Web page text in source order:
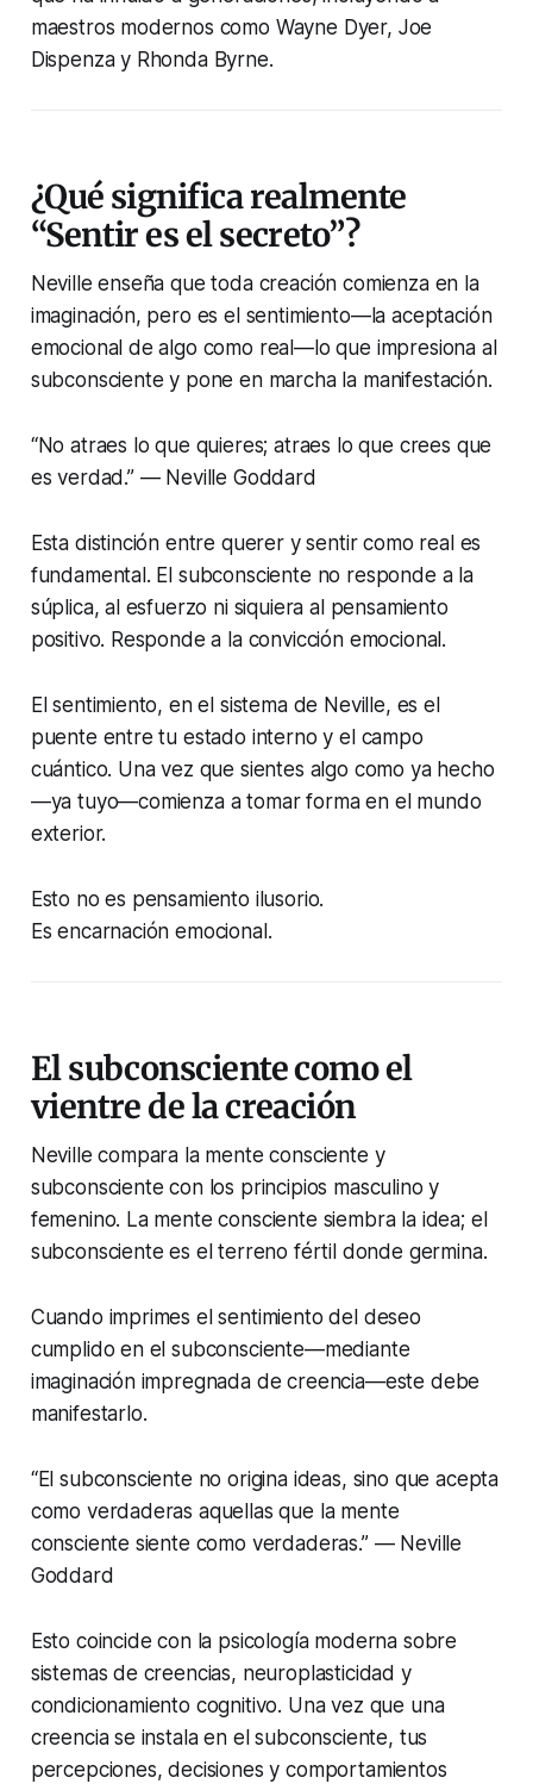
maestros modernos como Wayne Dyer, Joe
Dispenza y Rhonda Byrne.
¿Qué significa realmente
“Sentir es el secreto”?
Neville enseña que toda creación comienza en la
imaginación, pero es el sentimiento—la aceptación
emocional de algo como real—lo que impresiona al
subconsciente y pone en marcha la manifestación.
“No atraes lo que quieres; atraes lo que crees que
es verdad.” — Neville Goddard
Esta distinción entre querer y sentir como real es
fundamental. El subconsciente no responde a la
súplica, al esfuerzo ni siquiera al pensamiento
positivo. Responde a la convicción emocional.
El sentimiento, en el sistema de Neville, es el
puente entre tu estado interno y el campo
cuántico. Una vez que sientes algo como ya hecho
—ya tuyo—comienza a tomar forma en el mundo
exterior.
Esto no es pensamiento ilusorio.
Es encarnación emocional.
El subconsciente como el
vientre de la creación
Neville compara la mente consciente y
subconsciente con los principios masculino y
femenino. La mente consciente siembra la idea; el
subconsciente es el terreno fértil donde germina.
Cuando imprimes el sentimiento del deseo
cumplido en el subconsciente—mediante
imaginación impregnada de creencia—este debe
manifestarlo.
“El subconsciente no origina ideas, sino que acepta
como verdaderas aquellas que la mente
consciente siente como verdaderas.” — Neville
Goddard
Esto coincide con la psicología moderna sobre
sistemas de creencias, neuroplasticidad y
condicionamiento cognitivo. Una vez que una
creencia se instala en el subconsciente, tus
percepciones, decisiones y comportamientos